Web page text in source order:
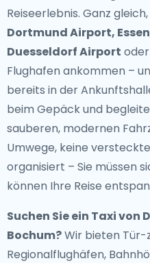
Reiseerlebnis. Ganz
Dortmund Airport,
Duesseldorf Airport
Flughafen ankommen –
bereits in der
beim Gepäck und
sauberen, modernen
Umwege, keine
organisiert – Sie müssen
können Ihre Reise
Suchen Sie ein Taxi von
Bochum?Wir bieten
Regionalflughäfen,